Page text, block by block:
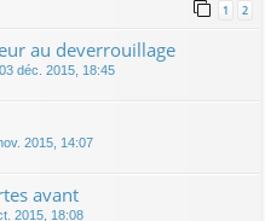
1 2
au deverrouillage
03 déc. 2015, 18:45
2015, 14:07
avant
2015, 18:08